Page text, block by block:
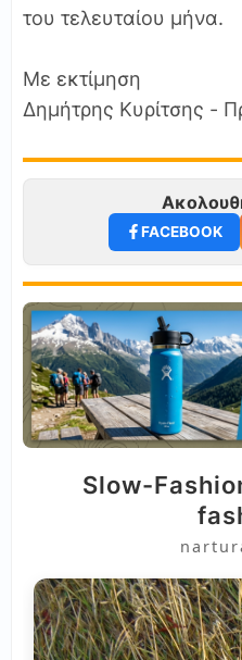
του τελευταίου μήνα.
Με εκτίμηση
Δημήτρης Κυρίτσης -
FACEBOOK
Slow-